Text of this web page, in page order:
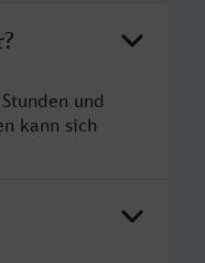
und
kann sich